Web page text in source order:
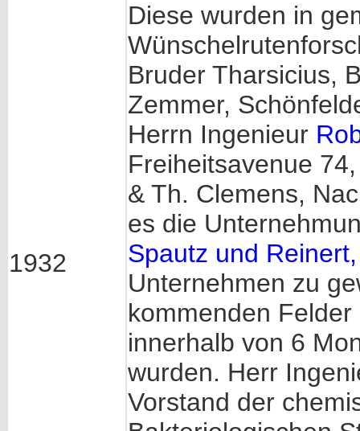
1932
Diese wurden in
Bruder Tharsicius,
Zemmer,
Herrn Ingenieur
Freiheitsavenue
& Th. Clemens,
es die
Spautz und
Unternehmen zu
kommenden
innerhalb von 6
wurden. Herr
Vorstand der